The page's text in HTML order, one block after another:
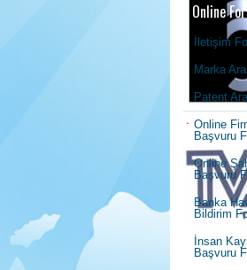
Online
İletişim
Marka
Patent
Online
Başvuru
Online
Başvuru
Banka
Bildirim
İnsan
Başvuru